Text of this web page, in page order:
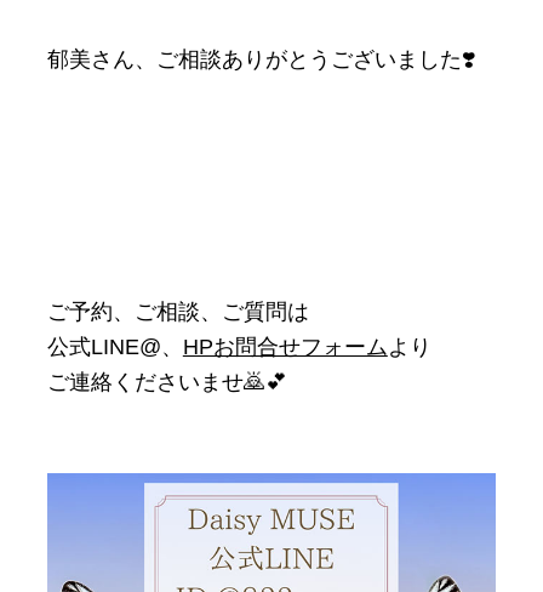
郁美さん、ご相談ありがとうございました❣️
ご予約、ご相談、ご質問は
公式LINE@、 HPお問合せフォーム より
ご連絡くださいませ🙇💕